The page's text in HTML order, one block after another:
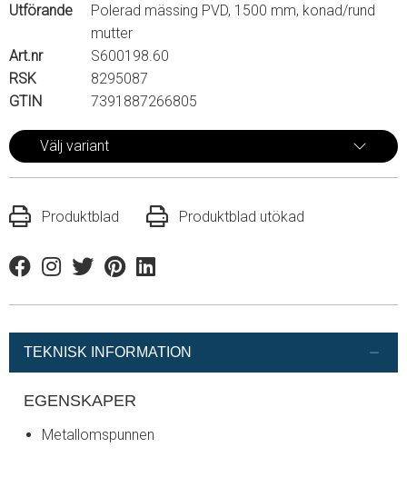
Utförande
Polerad mässing PVD, 1500 mm, konad/rund
mutter
Art.nr
S600198.60
RSK
8295087
GTIN
7391887266805
Välj variant
Produktblad Produktblad utökad
FacebookInstagram
TwitterPinterestLinkedin
TEKNISK INFORMATION
EGENSKAPER
Metallomspunnen